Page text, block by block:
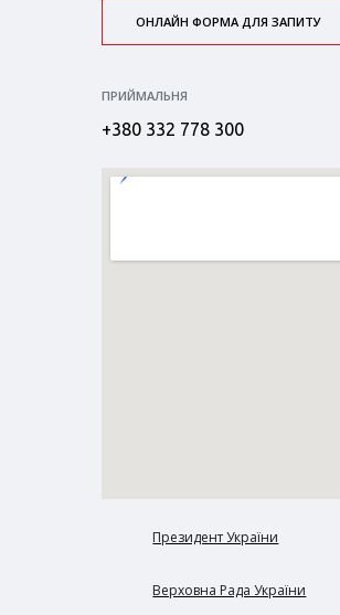
ОНЛАЙН ФОРМА ДЛЯ ЗАПИТУ
ПРИЙМАЛЬНЯ
+380 332 778 300
Президент України
Верховна Рада України